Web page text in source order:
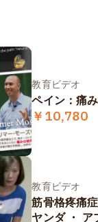
教育ビデオ
ペイン：痛
￥10,780
教育ビデオ
筋骨格疼痛
ヤンダ ・ ア